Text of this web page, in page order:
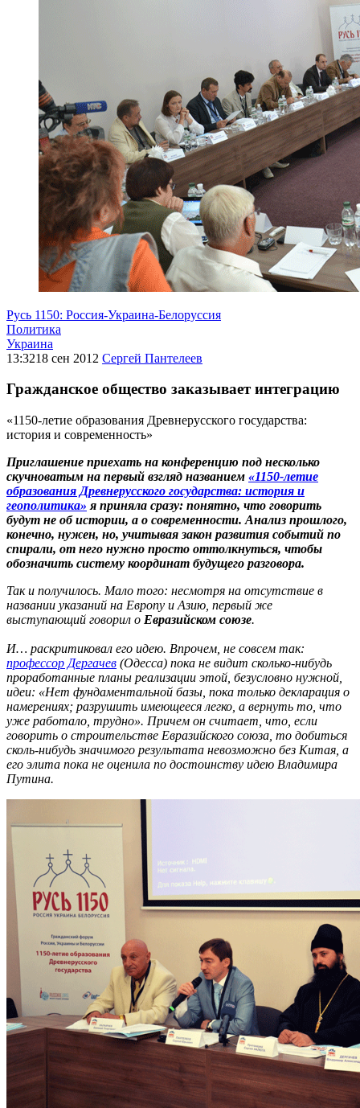
Русь 1150: Россия-Украина-Белоруссия
Политика
Украина
13:3218 сен 2012 Сергей Пантелеев
Гражданское общество заказывает интеграцию
«1150-летие образования Древнерусского государства:
история и современность»
Приглашение приехать на конференцию под несколько
скучноватым на первый взгляд названием «1150-летие
образования Древнерусского государства: история и
геополитика» я приняла сразу: понятно, что говорить
будут не об истории, а о современности. Анализ прошлого,
конечно, нужен, но, учитывая закон развития событий по
спирали, от него нужно просто оттолкнуться, чтобы
обозначить систему координат будущего разговора.
Так и получилось. Мало того: несмотря на отсутствие в
названии указаний на Европу и Азию, первый же
выступающий говорил о Евразийском союзе.
И… раскритиковал его идею. Впрочем, не совсем так:
профессор Дергачев (Одесса) пока не видит сколько-нибудь
проработанные планы реализации этой, безусловно нужной,
идеи: «Нет фундаментальной базы, пока только декларация о
намерениях; разрушить имеющееся легко, а вернуть то, что
уже работало, трудно». Причем он считает, что, если
говорить о строительстве Евразийского союза, то добиться
сколь-нибудь значимого результата невозможно без Китая, а
его элита пока не оценила по достоинству идею Владимира
Путина.